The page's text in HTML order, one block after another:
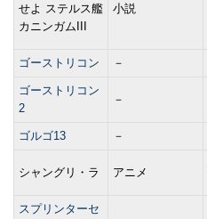
せよ ステルス艦
カニンガムIII
小説
ゴーストリコン －
ゴーストリコン
2
－
ゴルゴ13 －
シャングリ・ラ アニメ
スプリンターセ